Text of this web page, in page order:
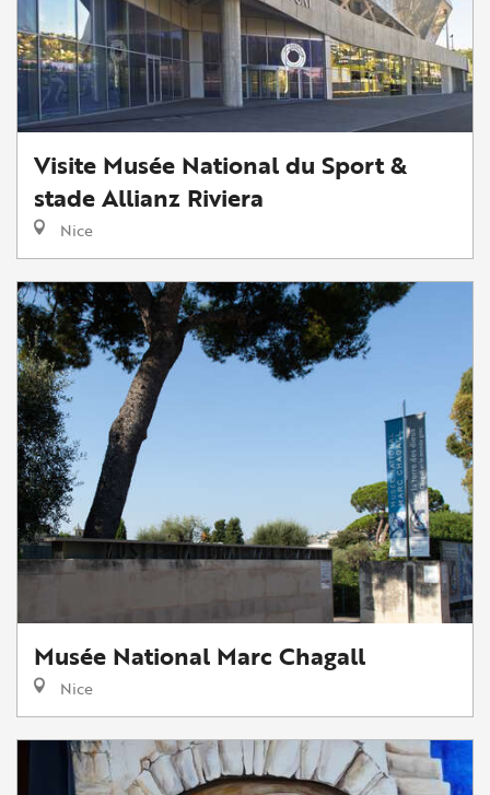
Visite Musée National du Sport &
stade Allianz Riviera
Nice
Musée National Marc Chagall
Nice